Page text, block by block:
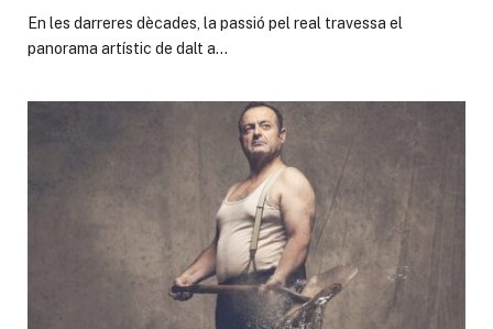
En les darreres dècades, la passió pel real travessa el
panorama artístic de dalt a…